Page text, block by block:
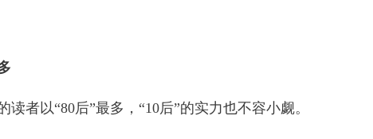
以“80后”最多，“10后”的实力也不容小觑。